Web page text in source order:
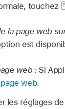
touchez
la page web
est
web :Si
web.
les réglages